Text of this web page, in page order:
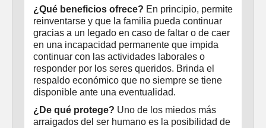
¿Qué beneficios ofrece? En principio, permite
reinventarse y que la familia pueda continuar
gracias a un legado en caso de faltar o de caer
en una incapacidad permanente que impida
continuar con las actividades laborales o
responder por los seres queridos. Brinda el
respaldo económico que no siempre se tiene
disponible ante una eventualidad.
¿De qué protege? Uno de los miedos más
arraigados del ser humano es la posibilidad de